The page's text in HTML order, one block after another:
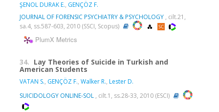
ŞENOL DURAK E., GENÇÖZ F.
JOURNAL OF FORENSIC PSYCHIATRY & PSYCHOLOGY , cilt.21,
sa.4, ss.587-603, 2010 (SSCI, Scopus)
PlumX Metrics
34. Lay Theories of Suicide in Turkish and
American Students
VATAN S., GENÇÖZ F., Walker R., Lester D.
SUICIDOLOGY ONLINE-SOL , cilt.1, ss.28-33, 2010 (ESCI)